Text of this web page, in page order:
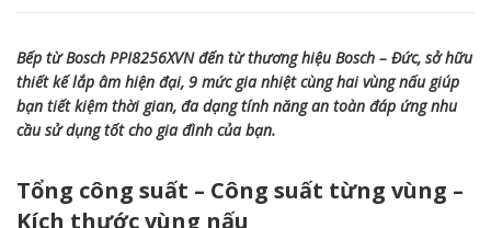
Bếp từ Bosch PPI8256XVN đến từ thương hiệu Bosch – Đức, sở hữu
thiết kế lắp âm hiện đại, 9 mức gia nhiệt cùng hai vùng nấu giúp
bạn tiết kiệm thời gian, đa dạng tính năng an toàn đáp ứng nhu
cầu sử dụng tốt cho gia đình của bạn.
Tổng công suất – Công suất từng vùng –
Kích thước vùng nấu